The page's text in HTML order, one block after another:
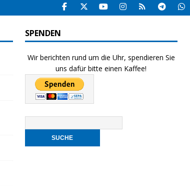
SPENDEN
Wir berichten rund um die Uhr, spendieren Sie
uns dafür bitte einen Kaffee!